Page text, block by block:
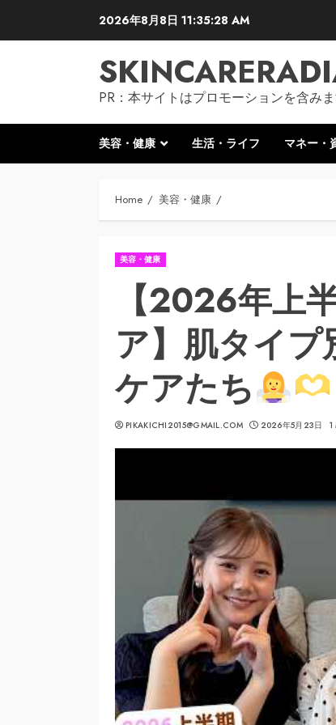
2026年8月8日 11:35:29 AM
PR：本サイトはプロモーションを含み
美容・健康 生活・ライフ マネー・
Home 美容・健康
美容・健康
【2026年上
ア】肌タイ
ケアたち
PIKAKICHI2015@GMAIL.COM 2026年5月23日 1